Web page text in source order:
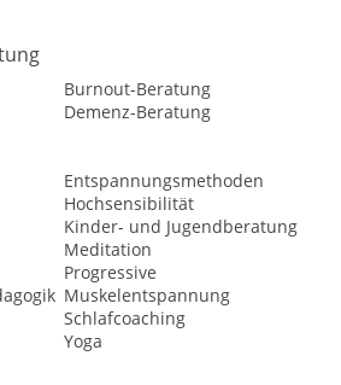
Burnout-Beratung
Demenz-Beratung
Entspannungsmethoden
Hochsensibilität
Kinder- und Jugendberatung
Meditation
Progressive
Muskelentspannung
Schlafcoaching
Yoga